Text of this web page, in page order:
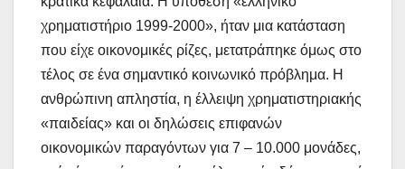
χρηματιστήριο 1999-2000», ήταν μια κατάσταση
που είχε οικονομικές ρίζες, μετατράπηκε όμως στο
τέλος σε ένα σημαντικό κοινωνικό πρόβλημα. Η
ανθρώπινη απληστία, η έλλειψη χρηματιστηριακής
«παιδείας» και οι δηλώσεις επιφανών
οικονομικών παραγόντων για 7 – 10.000 μονάδες,